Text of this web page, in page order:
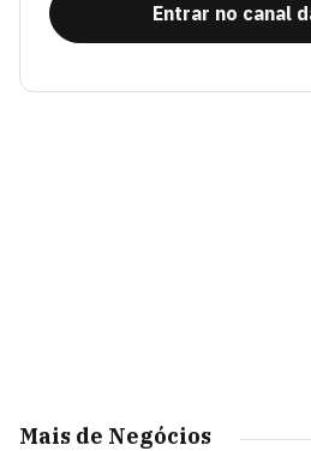
Entrar no canal
Mais de Negócios